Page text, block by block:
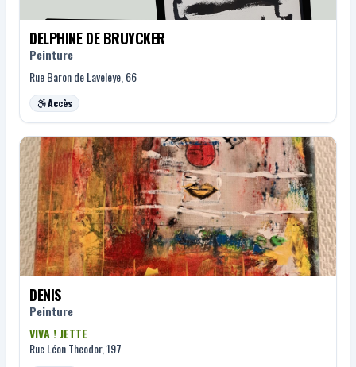
DELPHINE DE BRUYCKER
Peinture
Rue Baron de Laveleye, 66
Accès
DENIS
Peinture
VIVA ! JETTE
Rue Léon Theodor, 197